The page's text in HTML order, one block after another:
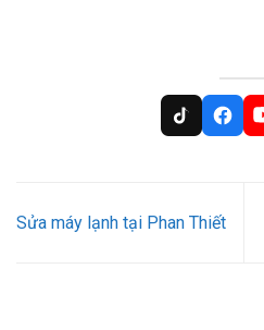
Sửa máy lạnh tại Phan Thiết